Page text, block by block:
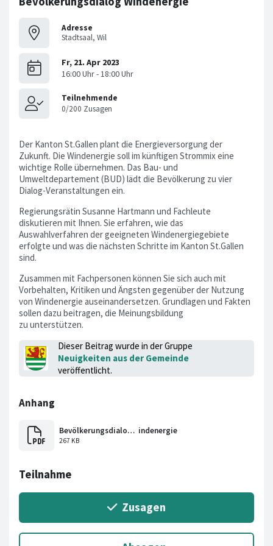
Adresse
Stadtsaal, Wil
Der Kanton St.Gallen plant die Energieversorgung der
Zukunft. Die Windenergie soll im künftigen Strommix eine
wichtige Rolle übernehmen. Das Bau- und
Umweltdepartement (BUD) lädt die Bevölkerung zu vier
Dialog-Veranstaltungen ein.
Regierungsrätin Susanne Hartmann und Fachleute
diskutieren mit Ihnen. Sie erfahren, wie das
Auswahlverfahren der geeigneten Windenergiegebiete
erfolgte und was die nächsten Schritte im Kanton St.Gallen
sind.
Zusammen mit Fachpersonen können Sie sich auch mit
Vorbehalten, Kritiken und Ängsten gegenüber der Nutzung
von Windenergie auseinandersetzen. Grundlagen und Fakten
sollen dazu beitragen, die Meinungsbildung
zu unterstützen.
Dieser Beitrag wurde in der Gruppe
Neuigkeiten aus der Gemeinde
veröffentlicht.